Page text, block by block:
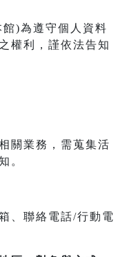
)為遵守個人資料
權利，謹依法告知
關業務，需蒐集活
。
、聯絡電話/行動電